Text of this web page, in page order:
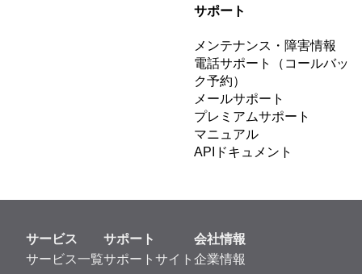
サポート
メンテナンス・障害情報
電話サポート（コールバッ
ク予約）
メールサポート
プレミアムサポート
マニュアル
APIドキュメント
サービス
サービス一覧
サポート
サポートサイト
会社情報
企業情報